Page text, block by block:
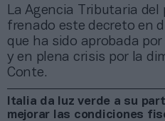
La Agencia Tributaria
frenado este decreto en
que ha sido aprobada
y en plena crisis por la
Conte.
Italia da luz verde a su
mejorar las condiciones